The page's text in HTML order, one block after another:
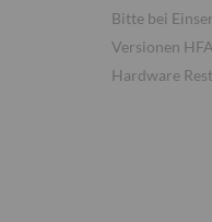
Bitte bei
Versionen
Hardware